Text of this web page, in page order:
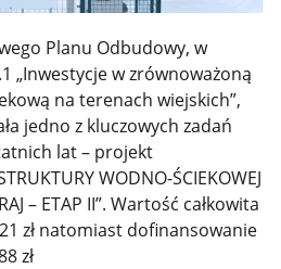
Planu Odbudowy, w
„Inwestycje w zrównoważoną
na terenach wiejskich”,
jedno z kluczowych zadań
lat – projekt
WODNO-ŚCIEKOWEJ
– ETAP II”. Wartość całkowita
zł natomiast dofinansowanie
zł